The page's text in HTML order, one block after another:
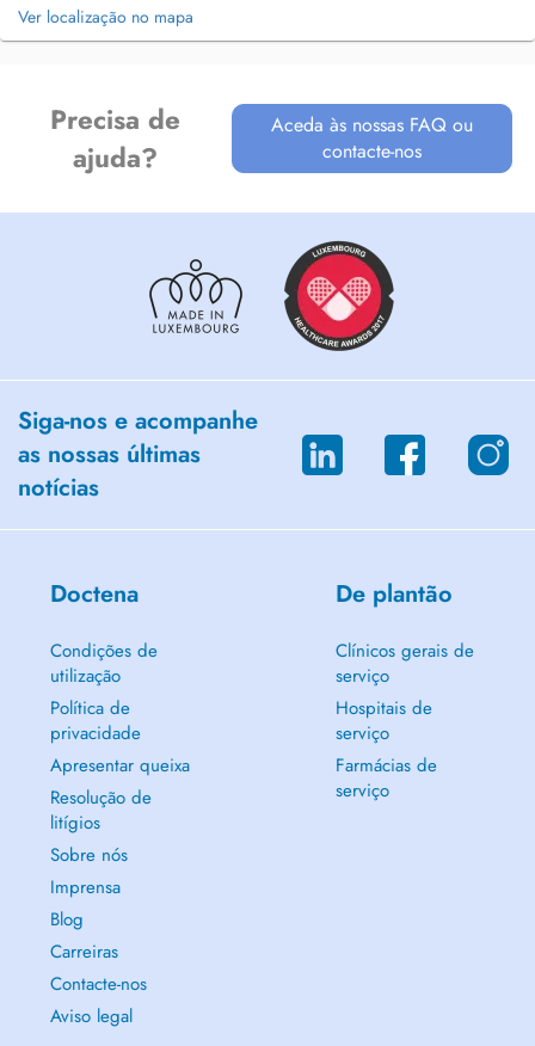
Ver localização no mapa
Precisa de
ajuda?
Aceda às nossas FAQ ou
contacte-nos
Siga-nos e acompanhe
as nossas últimas
notícias
Doctena
Condições de
utilização
Política de
privacidade
Apresentar queixa
Resolução de
litígios
Sobre nós
Imprensa
Blog
Carreiras
Contacte-nos
Aviso legal
De plantão
Clínicos gerais de
serviço
Hospitais de
serviço
Farmácias de
serviço